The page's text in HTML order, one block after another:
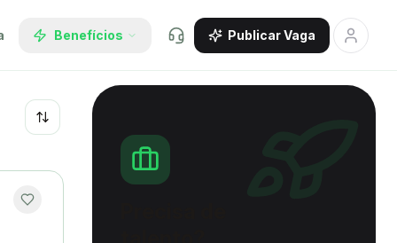
Benefícios Publicar Vaga
Recentes